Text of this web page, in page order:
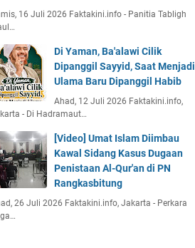
16 Juli 2026 Faktakini.info - Panitia Tabligh
Di Yaman, Ba'alawi Cilik
Dipanggil Sayyid, Saat Menjadi
Ulama Baru Dipanggil Habib
Ahad, 12 Juli 2026 Faktakini.info,
- Di Hadramaut…
[Video] Umat Islam Diimbau
Kawal Sidang Kasus Dugaan
Penistaan Al-Qur'an di PN
Rangkasbitung
26 Juli 2026 Faktakini.info, Jakarta - Perkara